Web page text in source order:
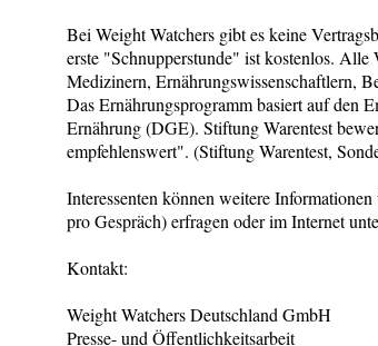
Bei Weight Watchers gibt es keine
erste "Schnupperstunde" ist kostenlos. Alle
Medizinern, Ernährungswissenschaftlern,
Das Ernährungsprogramm basiert auf den
Ernährung (DGE). Stiftung Warentest
empfehlenswert". (Stiftung Warentest,
Interessenten können weitere
pro Gespräch) erfragen oder im Internet
Kontakt:
Weight Watchers Deutschland GmbH
Presse- und Öffentlichkeitsarbeit